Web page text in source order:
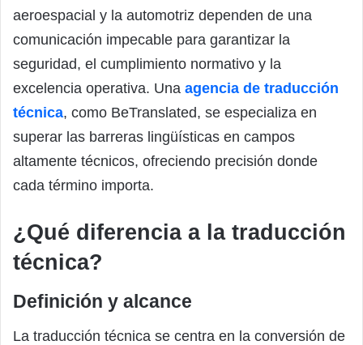
aeroespacial y la automotriz dependen de una
comunicación impecable para garantizar la
seguridad, el cumplimiento normativo y la
excelencia operativa. Una agencia de traducción
técnica, como BeTranslated, se especializa en
superar las barreras lingüísticas en campos
altamente técnicos, ofreciendo precisión donde
cada término importa.
¿Qué diferencia a la traducción
técnica?
Definición y alcance
La traducción técnica se centra en la conversión de